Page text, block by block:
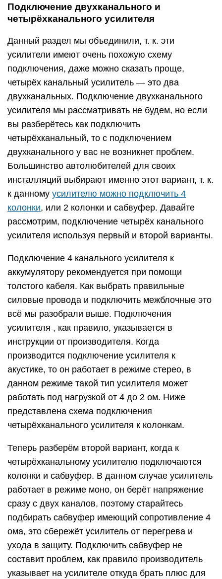
Подключение двухканального и
четырёхканального усилителя
Данный раздел мы объединили, т. к. эти
усилители имеют очень похожую схему
подключения, даже можно сказать проще,
четырёх канальный усилитель — это два
двухканальных. Подключение двухканального
усилителя мы рассматривать не будем, но если
вы разберётесь как подключить
четырёхканальный, то с подключением
двухканального у вас не возникнет проблем.
Большинство автолюбителей для своих
инсталляций выбирают именно этот вариант, т. к.
к данному усилителю можно подключить 4
колонки, или 2 колонки и сабвуфер. Давайте
рассмотрим, подключение четырёх канального
усилителя используя первый и второй варианты.
Подключение 4 канального усилителя к
аккумулятору рекомендуется при помощи
толстого кабеля. Как выбрать правильные
силовые провода и подключить межблочные это
всё мы разобрали выше. Подключения
усилителя , как правило, указывается в
инструкции от производителя. Когда
производится подключение усилителя к
акустике, то он работает в режиме стерео, в
данном режиме такой тип усилителя может
работать под нагрузкой от 4 до 2 ом. Ниже
представлена схема подключения
четырёхканального усилителя к колонкам.
Теперь разберём второй вариант, когда к
четырёхканальному усилителю подключаются
колонки и сабвуфер. В данном случае усилитель
работает в режиме моно, он берёт напряжение
сразу с двух каналов, поэтому старайтесь
подбирать сабвуфер имеющий сопротивление 4
ома, это сбережёт усилитель от перегрева и
ухода в защиту. Подключить сабвуфер не
составит проблем, как правило производитель
указывает на усилителе откуда брать плюс для